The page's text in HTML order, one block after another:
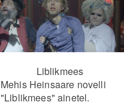
Liblikmees
Mehis Heinsaare novelli
"Liblikmees" ainetel.